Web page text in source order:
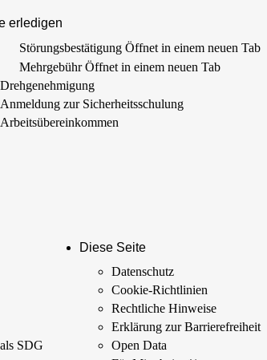
erledigen
Störungs­bestätigung Öffnet in einem neuen Tab
MehrgebührÖffnet in einem neuen Tab
Drehgenehmigung
Anmeldung zur Sicherheits­schulung
Arbeits­übereinkommen
SDG
Diese Seite
Datenschutz
Cookie-Richtlinien
Rechtliche Hinweise
Erklärung zur Barrierefreiheit
Open Data